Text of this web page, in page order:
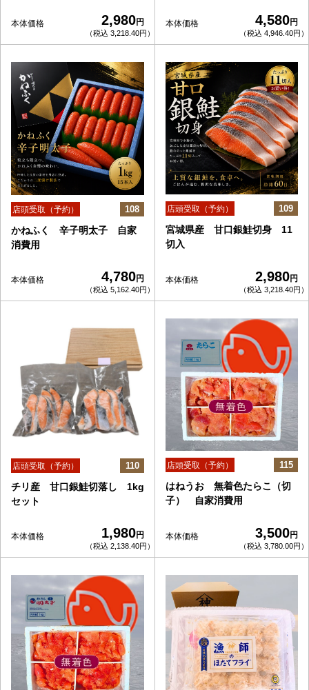
本体価格 2,980円
（税込 3,218.40円）
本体価格 4,580円
（税込 4,946.40円）
店頭受取（予約） 108
かねふく 辛子明太子 自家
消費用
本体価格 4,780円
（税込 5,162.40円）
店頭受取（予約） 109
宮城県産 甘口銀鮭切身 11
切入
本体価格 2,980円
（税込 3,218.40円）
店頭受取（予約） 110
チリ産 甘口銀鮭切落し 1kg
セット
本体価格 1,980円
（税込 2,138.40円）
店頭受取（予約） 115
はねうお 無着色たらこ（切
子） 自家消費用
本体価格 3,500円
（税込 3,780.00円）